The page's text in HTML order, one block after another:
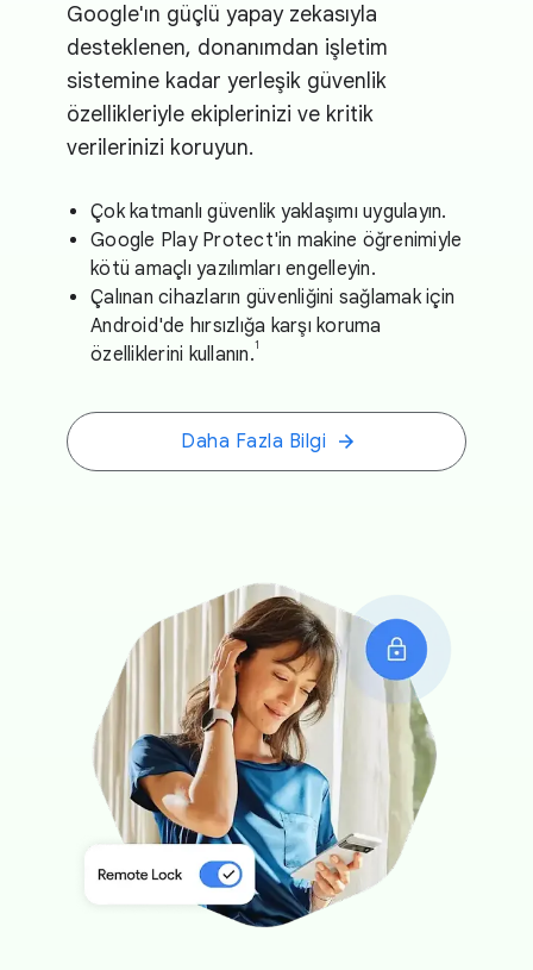
Google'ın güçlü yapay zekasıyla
desteklenen, donanımdan işletim
sistemine kadar yerleşik güvenlik
özellikleriyle ekiplerinizi ve kritik
verilerinizi koruyun.
Çok katmanlı güvenlik yaklaşımı uygulayın.
Google Play Protect'in makine öğrenimiyle
kötü amaçlı yazılımları engelleyin.
Çalınan cihazların güvenliğini sağlamak için
Android'de hırsızlığa karşı koruma
özelliklerini kullanın.1
Daha Fazla Bilgi